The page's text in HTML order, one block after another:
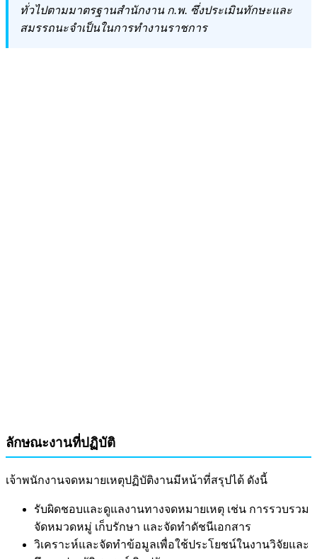
ทั่วไปตามมาตรฐานสำนักงาน ก.พ. ซึ่งประเมินทักษะและ
สมรรถนะจำเป็นในการทำงานราชการ
ลักษณะงานที่ปฏิบัติ
เจ้าพนักงานจดหมายเหตุปฏิบัติงานมีหน้าที่สรุปได้ ดังนี้
รับผิดชอบและดูแลงานทางจดหมายเหตุ เช่น การรวบรวม
จัดหมวดหมู่ เก็บรักษา และจัดทำดัชนีเอกสาร
วิเคราะห์และจัดทำข้อมูลเพื่อใช้ประโยชน์ในงานวิจัยและ